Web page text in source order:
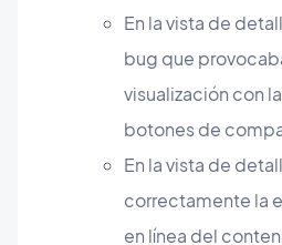
En la vista de
bug que
visualización con
botones de
En la vista de
correctamente la
en línea del